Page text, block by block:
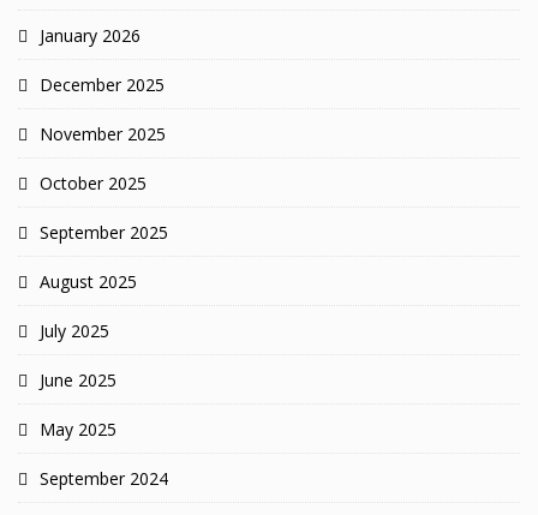
January 2026
December 2025
November 2025
October 2025
September 2025
August 2025
July 2025
June 2025
May 2025
September 2024